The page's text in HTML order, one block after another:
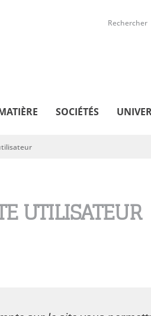
Rechercher
SOCIÉTÉS
UTILISATEUR